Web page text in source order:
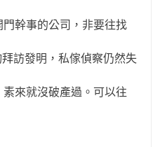
幹事的公司，非要往找
訪發明，私傢偵察仍然失
來就沒破產過。可以往